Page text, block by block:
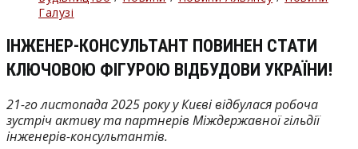
запису:
Галузі
ІНЖЕНЕР-КОНСУЛЬТАНТ ПОВИНЕН СТАТИ
КЛЮЧОВОЮ ФІГУРОЮ ВІДБУДОВИ УКРАЇНИ!
21-го листопада 2025 року у Києві відбулася робоча
зустріч активу та партнерів Міждержавної гільдії
інженерів-консультантів.